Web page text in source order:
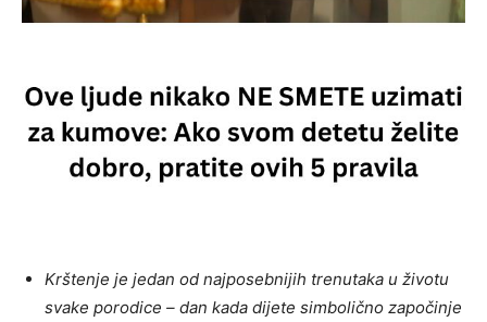
Krštenje je jedan od najposebnijih trenutaka u životu
svake porodice – dan kada dijete simbolično započinje